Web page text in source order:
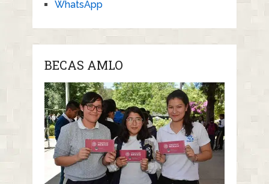
WhatsApp
BECAS AMLO